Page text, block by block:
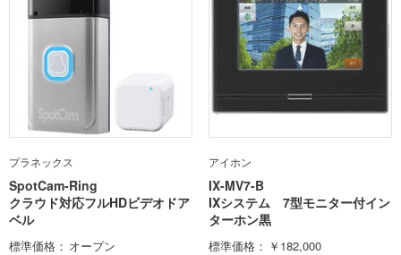
プラネックス
SpotCam-Ring
クラウド対応フルHDビデオドア
ベル
標準価格
オープン
アイホン
IX-MV7-B
IXシステム 7型モニター付イン
ターホン黒
標準価格
￥182,000